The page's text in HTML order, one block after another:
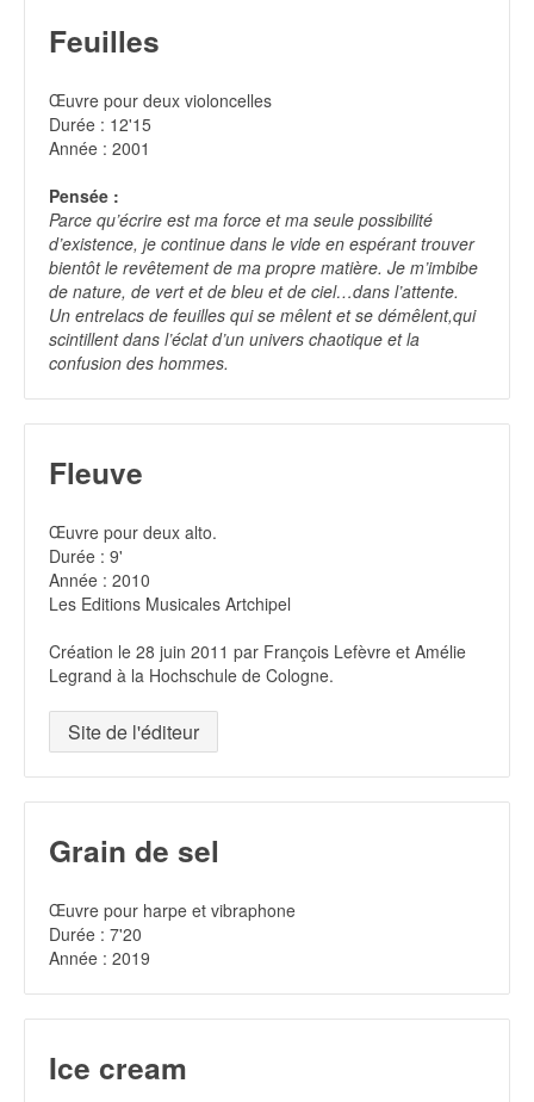
Feuilles
Œuvre pour deux violoncelles
Durée : 12'15
Année : 2001
Pensée :
Parce qu’écrire est ma force et ma seule possibilité
d’existence, je continue dans le vide en espérant trouver
bientôt le revêtement de ma propre matière. Je m’imbibe
de nature, de vert et de bleu et de ciel…dans l’attente.
Un entrelacs de feuilles qui se mêlent et se démêlent,qui
scintillent dans l’éclat d’un univers chaotique et la
confusion des hommes.
Fleuve
Œuvre pour deux alto.
Durée : 9'
Année : 2010
Les Editions Musicales Artchipel
Création le 28 juin 2011 par François Lefèvre et Amélie
Legrand à la Hochschule de Cologne.
Site de l'éditeur
Grain de sel
Œuvre pour harpe et vibraphone
Durée : 7'20
Année : 2019
Ice cream